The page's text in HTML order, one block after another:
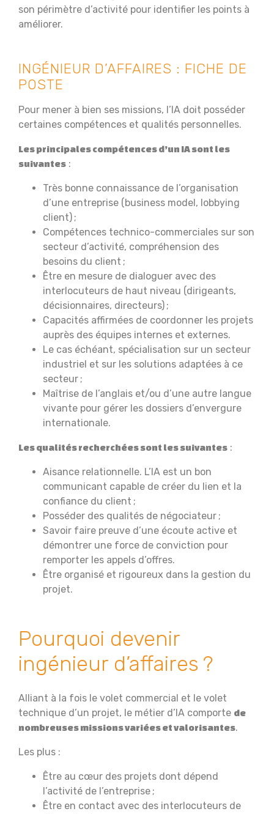
son périmètre d’activité pour identifier les points à
améliorer.
INGÉNIEUR D’AFFAIRES : FICHE DE
POSTE
Pour mener à bien ses missions, l’IA doit posséder
certaines compétences et qualités personnelles.
Les principales compétences d’un IA sont les
suivantes :
Très bonne connaissance de l’organisation
d’une entreprise (business model, lobbying
client) ;
Compétences technico-commerciales sur son
secteur d’activité, compréhension des
besoins du client ;
Être en mesure de dialoguer avec des
interlocuteurs de haut niveau (dirigeants,
décisionnaires, directeurs) ;
Capacités affirmées de coordonner les projets
auprès des équipes internes et externes.
Le cas échéant, spécialisation sur un secteur
industriel et sur les solutions adaptées à ce
secteur ;
Maîtrise de l’anglais et/ou d’une autre langue
vivante pour gérer les dossiers d’envergure
internationale.
Les qualités recherchées sont les suivantes :
Aisance relationnelle. L’IA est un bon
communicant capable de créer du lien et la
confiance du client ;
Posséder des qualités de négociateur ;
Savoir faire preuve d’une écoute active et
démontrer une force de conviction pour
remporter les appels d’offres.
Être organisé et rigoureux dans la gestion du
projet.
Pourquoi devenir
ingénieur d’affaires ?
Alliant à la fois le volet commercial et le volet
technique d’un projet, le métier d’IA comporte de
nombreuses missions variées et valorisantes.
Les plus :
Être au cœur des projets dont dépend
l’activité de l’entreprise ;
Être en contact avec des interlocuteurs de